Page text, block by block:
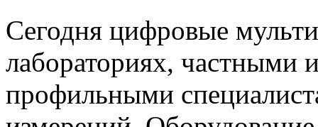
Сегодня цифровые
лабораториях,
профильными